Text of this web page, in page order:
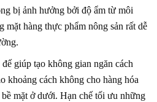
bị ảnh hưởng bởi độ ẩm từ môi
hàng thực phẩm nông sản rất dễ
đế giúp tạo không gian ngăn cách
khoảng cách không cho hàng hóa
mặt ở dưới. Hạn chế tối ưu những